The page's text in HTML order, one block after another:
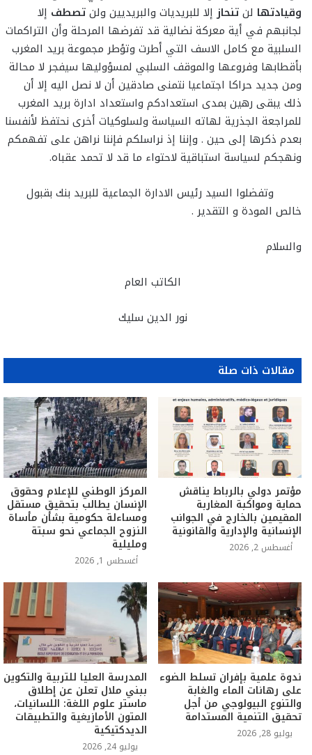
وقيادتها لنتنحاز إلا للبريديات والبريديين ولنتصطف إلا
لجانبهم في أية معركة نضالية قد تفرضها المرحلة وأن التراكمات
السلبية مع كامل الاسف التي أطرت وتؤطر مجموعة بريد المغرب
بأقطابها وفروعها والموقف السلبي لمسؤوليها سيفجر لا محالة
ومن جديد حراكا اجتماعيا نتمنى صادقين أن لا نصل اليه إلا أن
ذلك يبقى رهين بمدى استعدادكم واستعداد ادارة بريد المغرب
للمراجعة الجذرية لهاته السياسة ولسلوكيات أخرى نحتفظ لأنفسنا
بعدم ذكرها إلى حين . وإننا إذ نراسلكم فإننا نراهن على تفهمكم
ونهجكم لسياسة استباقية لاحتواء ما قد لا تحمد عقباه.
وتفضلوا السيد رئيس الادارة الجماعية للبريد بنك بقبول
خالص المودة و التقدير .
والسلام
الكاتب العام
نور الدين سليك
مقالات ذات صلة
مؤتمر دولي بالرباط يناقش
حماية ومواكبة المغاربة
المقيمين بالخارج في الجوانب
الإنسانية والإدارية والقانونية
أغسطس 2, 2026
المركز الوطني للإعلام وحقوق
الإنسان يطالب بتحقيق مستقل
ومساءلة حكومية بشأن مأساة
النزوح الجماعي نحو سبتة
ومليلية
أغسطس 1, 2026
ندوة علمية بإفران تسلط الضوء
على رهانات الماء والغابة
والتنوع البيولوجي من أجل
تحقيق التنمية المستدامة
يوليو 28, 2026
المدرسة العليا للتربية والتكوين
ببني ملال تعلن عن إطلاق
ماستر علوم اللغة: اللسانيات،
المتون الأمازيغية والتطبيقات
الديدكتيكية
يوليو 24, 2026